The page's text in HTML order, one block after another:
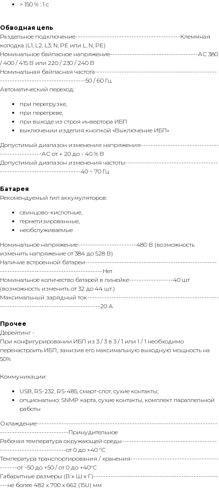
> 150 % : 1 с
Обводная цепь
Раздельное подключение-------------------------------------------Клеммная
колодка (L1, L2, L3, N, PE или L, N, PE)
Номинальное байпасное напряжение------------------------------------АС 380
/ 400 / 415 В или 220 / 230 / 240 В
Номинальная байпасная частота--------------------------------------------------
-----------------------------------50 / 60 Гц
Автоматический переход:
при перегрузке,
при перегреве,
при выходе из строя инвертора ИБП
выключении изделия кнопкой «Выключение ИБП»
Допустимый диапазон изменения напряжения--------------------------------
-----------------АС от + 20 до - 40 % В
Допустимый диапазон изменения частоты--------------------------------------
---------------------------------40 ~ 70 Гц
Батарея
Рекомендуемый тип аккумуляторов:
свинцово-кислотные,
герметизированные,
необслуживаемые
Номинальное напряжение------------------------480 В (возможность
изменить напряжение от 384 до 528 В)
Наличие встроенной батареи------------------------------------------------------
------------------------------------------Нет
Номинальное количество батарей в линейке------------------40 шт
(возможность изменить от 32 до 44 шт.)
Максимальный зарядный ток------------------------------------------------------
-----------------------------------------20 А
Прочее
Дерейтинг -
При конфигурировании ИБП из 3 / 3 в 3 / 1 или 1 / 1 необходимо
перенастроить ИБП, занизив его максимальную выходную мощность на
50%
Коммуникации:
USB, RS-232, RS-485, смарт-слот, сухие контакты;
опционально: SNMP карта, сухие контакты, комплект параллельной
работы
Охлаждение--------------------------------------------------------------------------
----------------------------Принудительное
Рабочая температура окружающей среды---------------------------------------
---------------------------от 0 до +40 °С
Температура транспортирования / хранения------------------------------------
-------от –50 до +50 / от 0 до +40°С
Габаритные размеры (В х Ш х Г)---------------------------------------------------
---не более 482 х 700 х 662 (15U) мм